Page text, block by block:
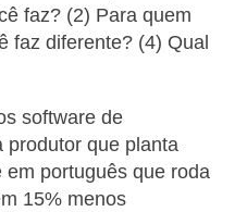
faz? (2) Para quem
faz diferente? (4) Qual
software de
produtor que planta
português que roda
15% menos